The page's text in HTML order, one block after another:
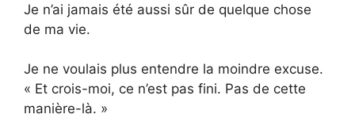
Je n’ai jamais été aussi sûr de quelque chose
de ma vie.
Je ne voulais plus entendre la moindre excuse.
« Et crois-moi, ce n’est pas fini. Pas de cette
manière-là. »